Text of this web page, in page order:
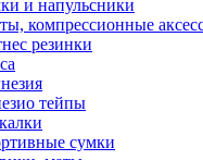
и напульсники
компрессионные
резинки
тейпы
сумки